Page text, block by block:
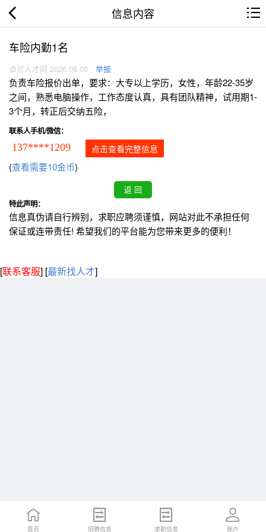
信息内容
车险内勤1名
卓尼人才网 2026.08.08 举报
负责车险报价出单，要求：大专以上学历，女性，年龄22-35岁
之间，熟悉电脑操作，工作态度认真，具有团队精神，试用期1-
3个月，转正后交纳五险，
联系人手机/微信：
137****1209 点击查看完整信息
(查看需要10金币)
特此声明：
信息真伪请自行辨别，求职应聘须谨慎，网站对此不承担任何
保证或连带责任! 希望我们的平台能为您带来更多的便利！
[联系客服] [最新找人才]
首页 招聘信息 求职信息 账户